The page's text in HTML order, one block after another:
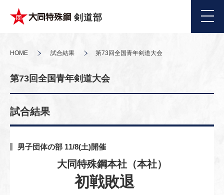
剣道部
HOME 試合結果 第73回全国青年剣道大会
第73回全国青年剣道大会
試合結果
男子団体の部 11/8(土)開催
大同特殊鋼本社（本社）
初戦敗退